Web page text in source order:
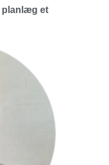
planlæg et